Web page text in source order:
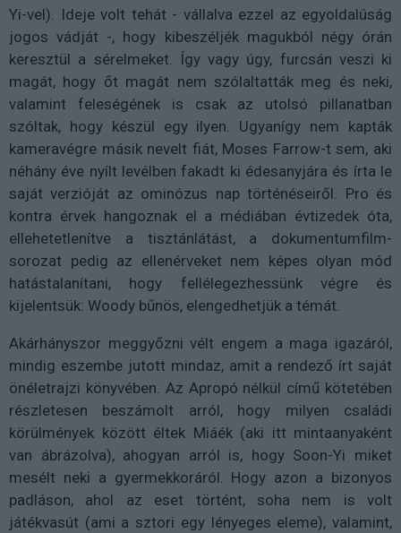
Yi-vel). Ideje volt tehát - vállalva ezzel az egyoldalúság
jogos vádját -, hogy kibeszéljék magukból négy órán
keresztül a sérelmeket. Így vagy úgy, furcsán veszi ki
magát, hogy őt magát nem szólaltatták meg és neki,
valamint feleségének is csak az utolsó pillanatban
szóltak, hogy készül egy ilyen. Ugyanígy nem kapták
kameravégre másik nevelt fiát, Moses Farrow-t sem, aki
néhány éve nyílt levélben fakadt ki édesanyjára és írta le
saját verzióját az ominózus nap történéseiről. Pro és
kontra érvek hangoznak el a médiában évtizedek óta,
ellehetetlenítve a tisztánlátást, a dokumentumfilm-
sorozat pedig az ellenérveket nem képes olyan mód
hatástalanítani, hogy fellélegezhessünk végre és
kijelentsük: Woody bűnös, elengedhetjük a témát.
Akárhányszor meggyőzni vélt engem a maga igazáról,
mindig eszembe jutott mindaz, amit a rendező írt saját
önéletrajzi könyvében. Az Apropó nélkül című kötetében
részletesen beszámolt arról, hogy milyen családi
körülmények között éltek Miáék (aki itt mintaanyaként
van ábrázolva), ahogyan arról is, hogy Soon-Yi miket
mesélt neki a gyermekkoráról. Hogy azon a bizonyos
padláson, ahol az eset történt, soha nem is volt
játékvasút (ami a sztori egy lényeges eleme), valamint,